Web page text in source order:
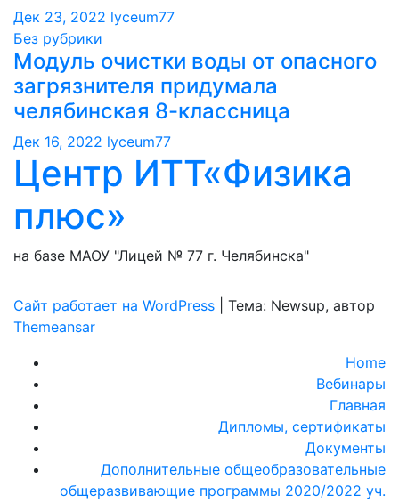
Дек 23, 2022 lyceum77
Без рубрики
Модуль очистки воды от опасного
загрязнителя придумала
челябинская 8-классница
Дек 16, 2022 lyceum77
Центр ИТТ«Физика
плюс»
на базе МАОУ "Лицей № 77 г. Челябинска"
Сайт работает на WordPress
Тема: Newsup, автор
Themeansar
Home
Вебинары
Главная
Дипломы, сертификаты
Документы
Дополнительные общеобразовательные
общеразвивающие программы 2020/2022 уч.